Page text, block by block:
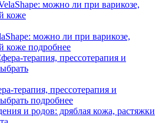
можно ли при варикозе,
коже подробнее
терапия, прессотерапия и
подробнее